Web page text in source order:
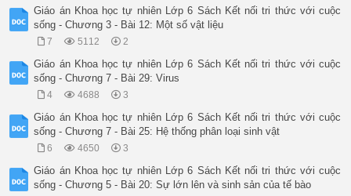
Giáo án Khoa học tự nhiên Lớp 6 Sách Kết nối tri thức với cuộc
sống - Chương 3 - Bài 12: Một số vật liệu
7 5112 2
Giáo án Khoa học tự nhiên Lớp 6 Sách Kết nối tri thức với cuộc
sống - Chương 7 - Bài 29: Virus
4 4688 3
Giáo án Khoa học tự nhiên Lớp 6 Sách Kết nối tri thức với cuộc
sống - Chương 7 - Bài 25: Hệ thống phân loại sinh vật
6 4650 3
Giáo án Khoa học tự nhiên Lớp 6 Sách Kết nối tri thức với cuộc
sống - Chương 5 - Bài 20: Sự lớn lên và sinh sản của tế bào